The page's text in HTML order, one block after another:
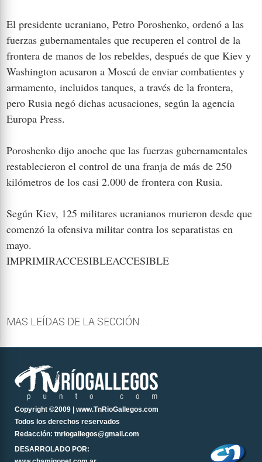
El presidente ucraniano, Petro Poroshenko, ordenó a las
fuerzas gubernamentales que recuperen el control de la
frontera de manos de los rebeldes, después de que Kiev y
Washington acusaron a Moscú de enviar combatientes y
armamento, incluidos tanques, a través de la frontera,
pero Rusia negó dichas acusaciones, según la agencia
Europa Press.
Poroshenko dijo anoche que las fuerzas gubernamentales
restablecieron el control de una franja de más de 250
kilómetros de los casi 2.000 de frontera con Rusia.
Según Kiev, 125 militares ucranianos murieron desde que
comenzó la ofensiva militar contra los separatistas en
mayo.
IMPRIMIRACCESIBLEACCESIBLE
MAS LEÍDAS DE LA SECCIÓN . . .
Copyright ©2009 | www.TnRioGallegos.com
Todos los derechos reservados
Redacción: tnriogallegos@gmail.com
DESARROLADO POR: